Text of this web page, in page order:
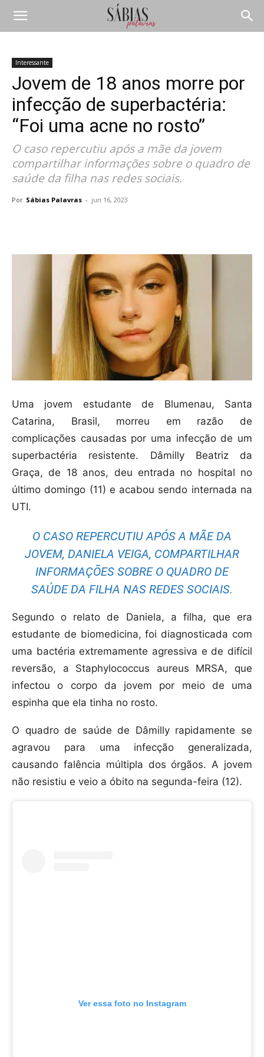
Interessante
Jovem de 18 anos morre por
infecção de superbactéria:
“Foi uma acne no rosto”
O caso repercutiu após a mãe da jovem
compartilhar informações sobre o quadro de
saúde da filha nas redes sociais.
Por Sábias Palavras - jun 16, 2023
Uma jovem estudante de Blumenau, Santa
Catarina, Brasil, morreu em razão de
complicações causadas por uma infecção de um
superbactéria resistente. Dâmilly Beatriz da
Graça, de 18 anos, deu entrada no hospital no
último domingo (11) e acabou sendo internada na
UTI.
O CASO REPERCUTIU APÓS A MÃE DA
JOVEM, DANIELA VEIGA, COMPARTILHAR
INFORMAÇÕES SOBRE O QUADRO DE
SAÚDE DA FILHA NAS REDES SOCIAIS.
Segundo o relato de Daniela, a filha, que era
estudante de biomedicina, foi diagnosticada com
uma bactéria extremamente agressiva e de difícil
reversão, a Staphylococcus aureus MRSA, que
infectou o corpo da jovem por meio de uma
espinha que ela tinha no rosto.
O quadro de saúde de Dâmilly rapidamente se
agravou para uma infecção generalizada,
causando falência múltipla dos órgãos. A jovem
não resistiu e veio a óbito na segunda-feira (12).
Ver essa foto no Instagram